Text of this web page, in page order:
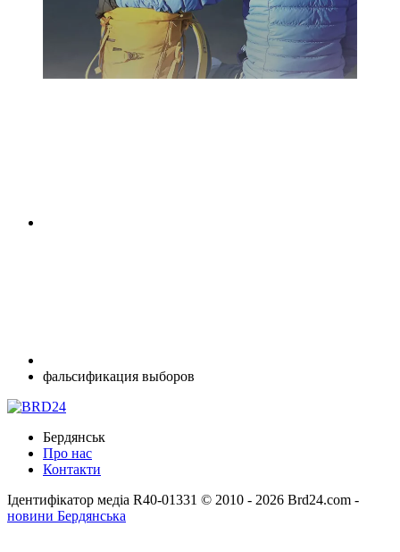
фальсификация выборов
Бердянськ
Про нас
Контакти
Ідентифікатор медіа R40-01331 © 2010 - 2026 Brd24.com -
новини Бердянська